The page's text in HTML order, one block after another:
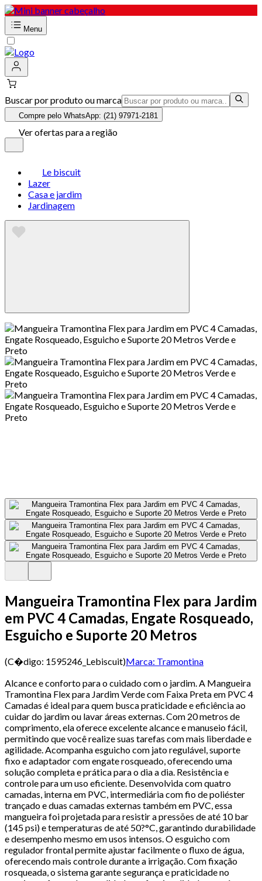
Menu
Buscar por produto ou marca
Compre pelo WhatsApp: (21) 97971-2181
Ver ofertas para a região
Le biscuit
Lazer
Casa e jardim
Jardinagem
Mangueira Tramontina Flex para Jardim
em PVC 4 Camadas, Engate Rosqueado,
Esguicho e Suporte 20 Metros
(C�digo: 1595246_Lebiscuit)Marca: Tramontina
Alcance e conforto para o cuidado com o jardim. A Mangueira
Tramontina Flex para Jardim Verde com Faixa Preta em PVC 4
Camadas é ideal para quem busca praticidade e eficiência ao
cuidar do jardim ou lavar áreas externas. Com 20 metros de
comprimento, ela oferece excelente alcance e manuseio fácil,
permitindo que você realize suas tarefas com mais liberdade e
agilidade. Acompanha esguicho com jato regulável, suporte
fixo e adaptador com engate rosqueado, oferecendo uma
solução completa e prática para o dia a dia. Resistência e
controle para um uso eficiente. Desenvolvida com quatro
camadas, interna em PVC, intermediária com fio de poliéster
trançado e duas camadas externas também em PVC, essa
mangueira foi projetada para resistir a pressões de até 10 bar
(145 psi) e temperaturas de até 50?°C, garantindo durabilidade
e desempenho mesmo em usos intensos. O esguicho com
regulador frontal permite ajustar facilmente o fluxo de água,
oferecendo mais controle durante a irrigação. Com fixação
rosqueada, o sistema garante segurança e praticidade no